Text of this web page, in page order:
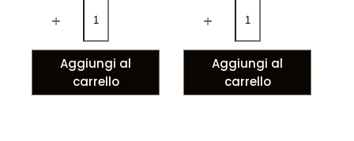
Aggiungi al
carrello
Aggiungi al
carrello